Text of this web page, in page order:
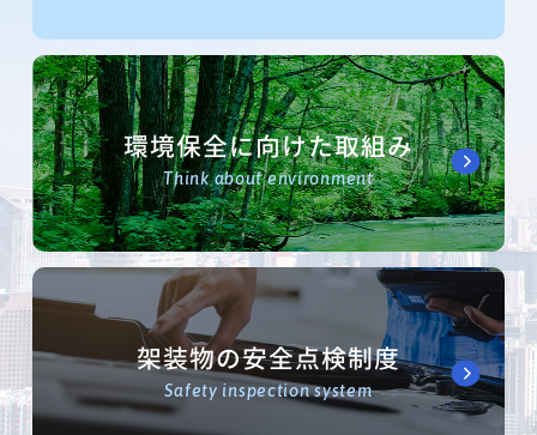
環境保全に向けた取組み
Think about environment
架装物の安全点検制度
Safety inspection system